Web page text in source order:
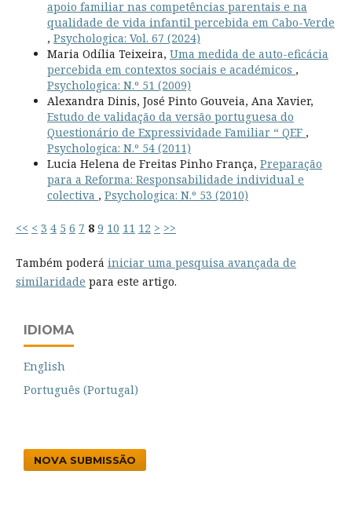
apoio familiar nas competências parentais e na
qualidade de vida infantil percebida em Cabo-Verde
, Psychologica: Vol. 67 (2024)
Maria Odília Teixeira, Uma medida de auto-eficácia
percebida em contextos sociais e académicos ,
Psychologica: N.º 51 (2009)
Alexandra Dinis, José Pinto Gouveia, Ana Xavier,
Estudo de validação da versão portuguesa do
Questionário de Expressividade Familiar “ QEF ,
Psychologica: N.º 54 (2011)
Lucia Helena de Freitas Pinho França, Preparação
para a Reforma: Responsabilidade individual e
colectiva , Psychologica: N.º 53 (2010)
<< < 3 4 5 6 7 8 9 10 11 12 > >>
Também poderá iniciar uma pesquisa avançada de
similaridade para este artigo.
IDIOMA
English
Português (Portugal)
NOVA SUBMISSÃO